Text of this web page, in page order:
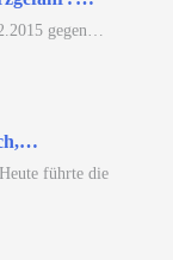
gegen…
führte die